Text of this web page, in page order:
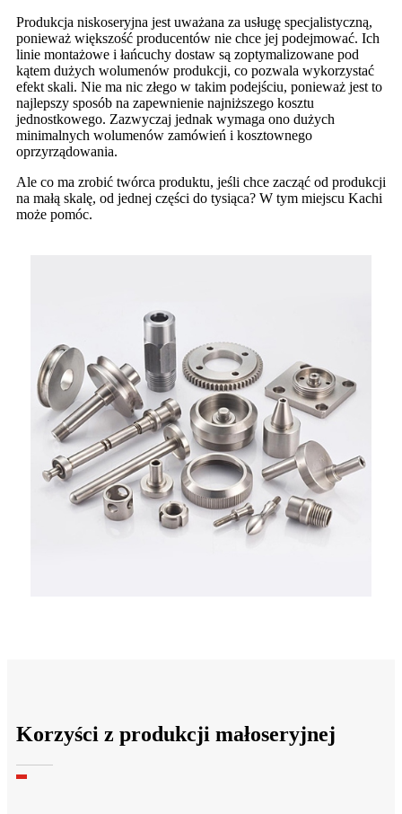
Produkcja niskoseryjna jest uważana za usługę specjalistyczną,
ponieważ większość producentów nie chce jej podejmować. Ich
linie montażowe i łańcuchy dostaw są zoptymalizowane pod
kątem dużych wolumenów produkcji, co pozwala wykorzystać
efekt skali. Nie ma nic złego w takim podejściu, ponieważ jest to
najlepszy sposób na zapewnienie najniższego kosztu
jednostkowego. Zazwyczaj jednak wymaga ono dużych
minimalnych wolumenów zamówień i kosztownego
oprzyrządowania.
Ale co ma zrobić twórca produktu, jeśli chce zacząć od produkcji
na małą skalę, od jednej części do tysiąca? W tym miejscu Kachi
może pomóc.
Korzyści z produkcji małoseryjnej